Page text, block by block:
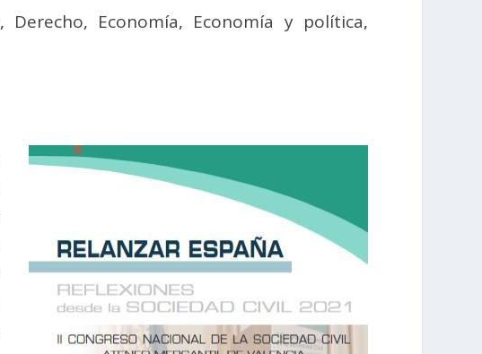
, Derecho, Economía, Economía y política,